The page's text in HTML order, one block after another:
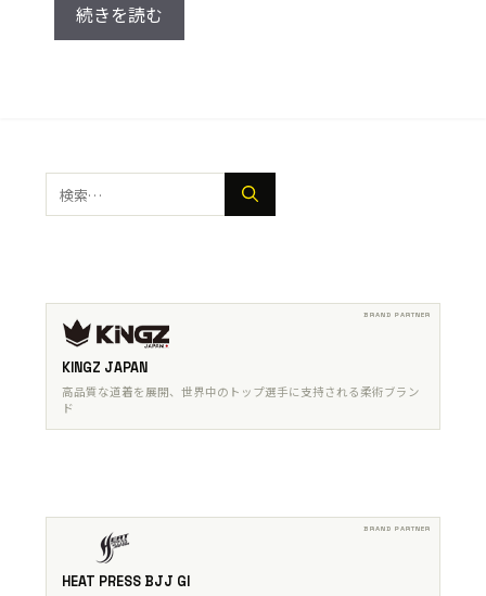
続きを読む
検
索:
KINGZ JAPAN
高品質な道着を展開、世界中のトップ選手に支持される柔術ブラン
ド
HEAT PRESS BJJ GI